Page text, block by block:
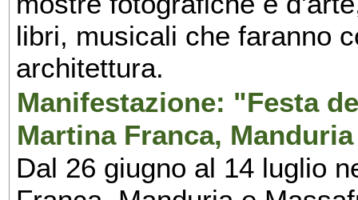
libri, musicali che faranno
architettura.
Manifestazione: "Festa
Martina Franca,
Dal 26 giugno al 14 luglio